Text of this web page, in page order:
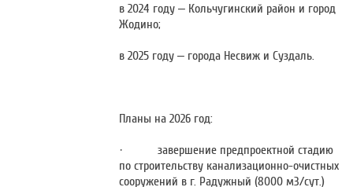
в 2024 году – Кольчугинский район и город
Жодино;
в 2025 году – города Несвиж и Суздаль.
Планы на 2026 год:
· завершение предпроектной стадию
по строительству канализационно-очистных
сооружений в г. Радужный (8000 м3/сут.)